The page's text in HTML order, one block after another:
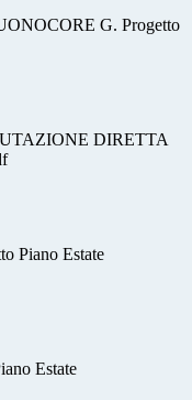
G. Progetto
DIRETTA
Piano Estate
Estate